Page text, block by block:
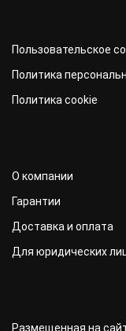
Пользовательское
Политика
Политика cookie
О компании
Гарантии
Доставка и оплата
Для юридических
Размещенная на